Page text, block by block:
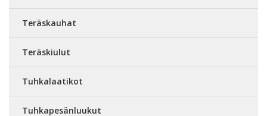
Teräskauhat
Teräskiulut
Tuhkalaatikot
Tuhkapesänluukut